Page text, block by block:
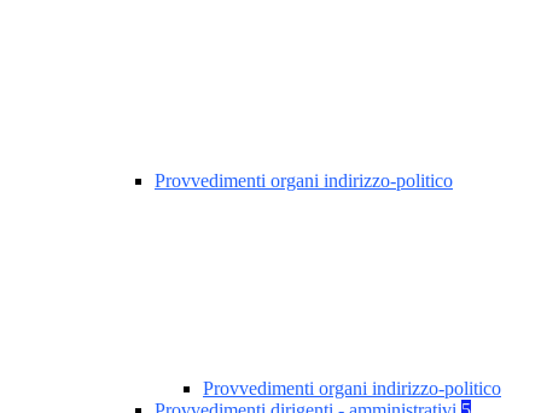
Provvedimenti organi indirizzo-politico
Provvedimenti organi indirizzo-politico